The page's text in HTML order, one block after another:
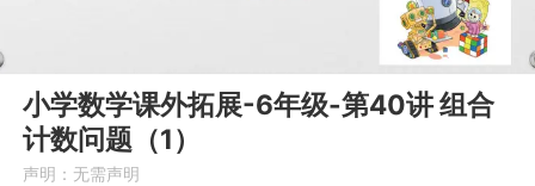
17:09
小学数学课外拓展-6年级-第40讲 组合
计数问题（1）
声明：无需声明